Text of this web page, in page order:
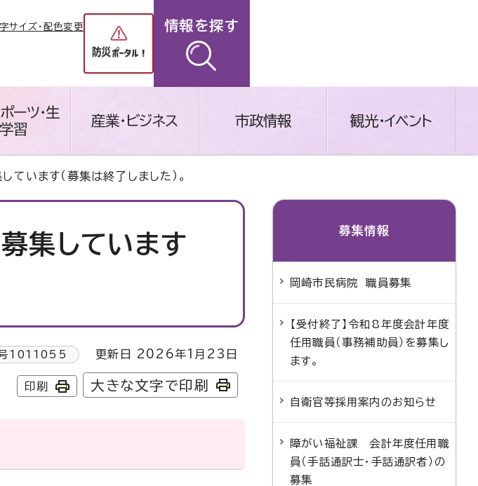
サイズ・配色変更 情報を探す
ーツ・生
習
産業・ビジネス 市政情報 観光・イベント
います（募集は終了しました）。
集しています
1011055 更新日 2026年1月23日
印刷 大きな文字で印刷
募集情報
岡崎市民病院 職員募集
【受付終了】令和8年度会計年度
任用職員（事務補助員）を募集し
ます。
自衛官等採用案内のお知らせ
障がい福祉課 会計年度任用職
員（手話通訳士・手話通訳者）の
募集